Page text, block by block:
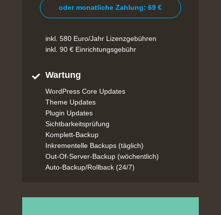
oder monatliche Zahlung: 69 €
inkl. 580 Euro/Jahr Lizenzgebühren
inkl. 90 € Einrichtungsgebühr
 Wartung
WordPress Core Updates
Theme Updates
Plugin Updates
Sichtbarkeitsprüfung
Komplett-Backup
Inkrementelle Backups (täglich)
Out-Of-Server-Backup (wöchentlich)
Auto-Backup/Rollback (24/7)